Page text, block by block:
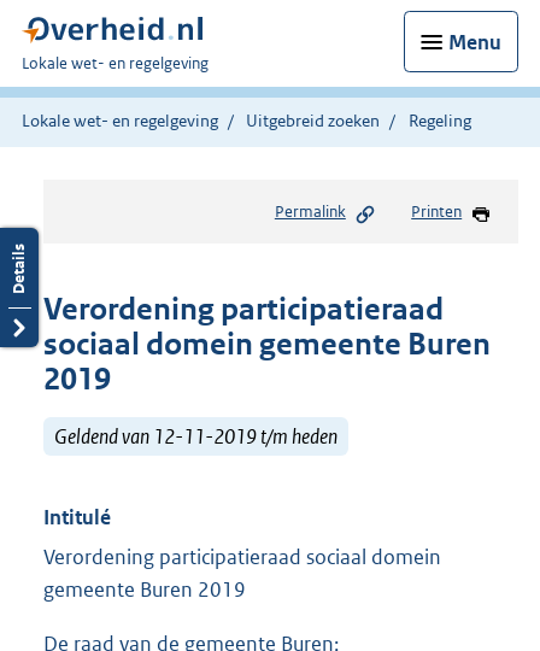
Menu
U
bent
hier:
Lokale wet- en regelgeving
Lokale wet- en regelgeving Uitgebreid zoeken Regeling
Permalink Printen
Verordening participatieraad
sociaal domein gemeente Buren
2019
Geldend van 12-11-2019 t/m heden
Intitulé
Verordening participatieraad sociaal domein
gemeente Buren 2019
De raad van de gemeente Buren;